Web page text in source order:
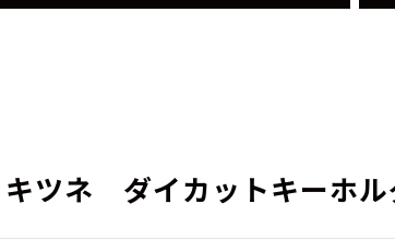
キツネ ダイカットキーホ